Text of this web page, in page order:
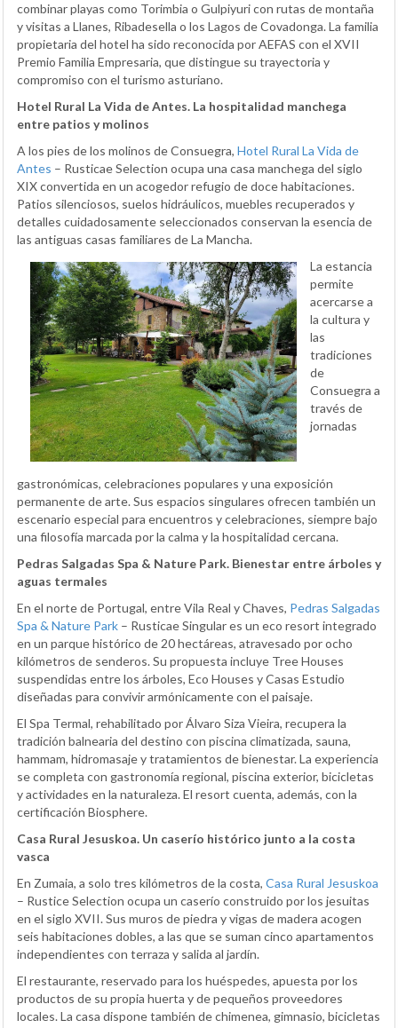
combinar playas como Torimbia o Gulpiyuri con rutas de montaña
y visitas a Llanes, Ribadesella o los Lagos de Covadonga. La familia
propietaria del hotel ha sido reconocida por AEFAS con el XVII
Premio Familia Empresaria, que distingue su trayectoria y
compromiso con el turismo asturiano.
Hotel Rural La Vida de Antes. La hospitalidad manchega
entre patios y molinos
A los pies de los molinos de Consuegra, Hotel Rural La Vida de
Antes – Rusticae Selection ocupa una casa manchega del siglo
XIX convertida en un acogedor refugio de doce habitaciones.
Patios silenciosos, suelos hidráulicos, muebles recuperados y
detalles cuidadosamente seleccionados conservan la esencia de
las antiguas casas familiares de La Mancha.
La estancia
permite
acercarse a
la cultura y
las
tradiciones
de
Consuegra a
través de
jornadas
gastronómicas, celebraciones populares y una exposición
permanente de arte. Sus espacios singulares ofrecen también un
escenario especial para encuentros y celebraciones, siempre bajo
una filosofía marcada por la calma y la hospitalidad cercana.
Pedras Salgadas Spa & Nature Park. Bienestar entre árboles y
aguas termales
En el norte de Portugal, entre Vila Real y Chaves, Pedras Salgadas
Spa & Nature Park – Rusticae Singular es un eco resort integrado
en un parque histórico de 20 hectáreas, atravesado por ocho
kilómetros de senderos. Su propuesta incluye Tree Houses
suspendidas entre los árboles, Eco Houses y Casas Estudio
diseñadas para convivir armónicamente con el paisaje.
El Spa Termal, rehabilitado por Álvaro Siza Vieira, recupera la
tradición balnearia del destino con piscina climatizada, sauna,
hammam, hidromasaje y tratamientos de bienestar. La experiencia
se completa con gastronomía regional, piscina exterior, bicicletas
y actividades en la naturaleza. El resort cuenta, además, con la
certificación Biosphere.
Casa Rural Jesuskoa. Un caserío histórico junto a la costa
vasca
En Zumaia, a solo tres kilómetros de la costa, Casa Rural Jesuskoa
– Rustice Selection ocupa un caserío construido por los jesuitas
en el siglo XVII. Sus muros de piedra y vigas de madera acogen
seis habitaciones dobles, a las que se suman cinco apartamentos
independientes con terraza y salida al jardín.
El restaurante, reservado para los huéspedes, apuesta por los
productos de su propia huerta y de pequeños proveedores
locales. La casa dispone también de chimenea, gimnasio, bicicletas